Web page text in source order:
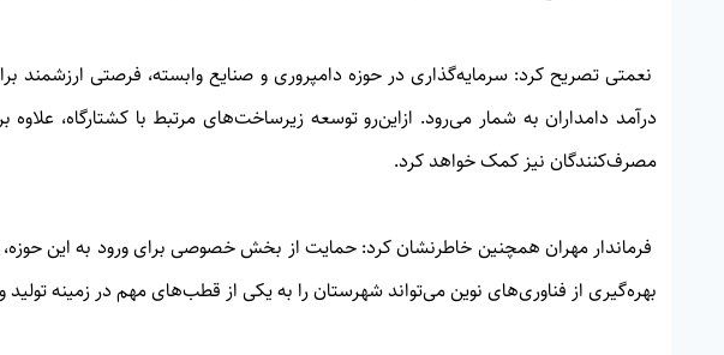
نعمتی تصریح کرد: سرمایه‌گذاری در حوزه دامپروری و صنایع وابسته، فرصتی ارزشمند
درآمد دامداران به شمار می‌رود. ازاین‌رو توسعه زیرساخت‌های مرتبط با کشتارگاه،
مصرف‌کنندگان نیز کمک خواهد کرد.
فرماندار مهران همچنین خاطرنشان کرد: حمایت از بخش خصوصی برای ورود به این
بهره‌گیری از فناوری‌های نوین می‌تواند شهرستان را به یکی از قطب‌های مهم در زمینه